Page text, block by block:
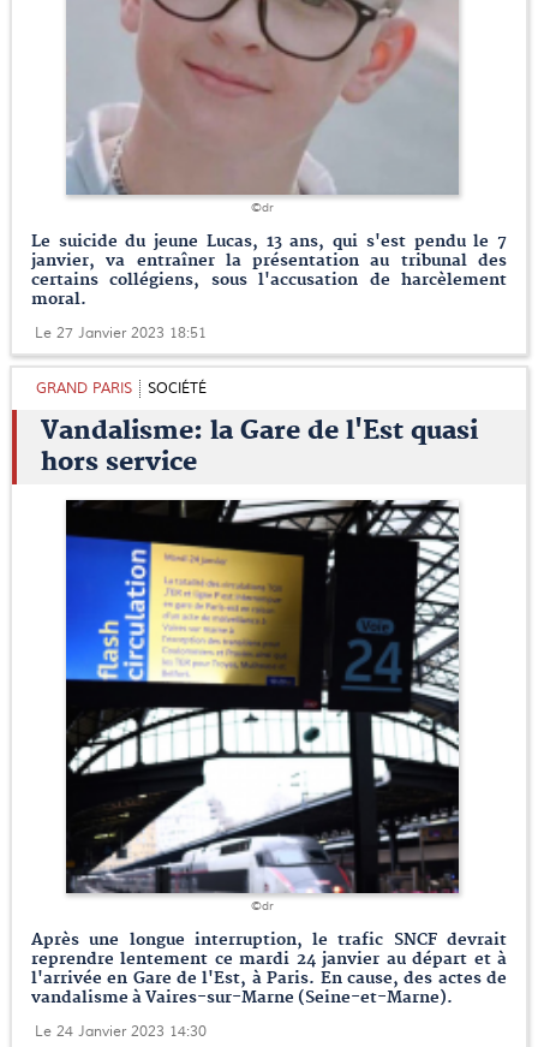
©dr
Le suicide du jeune Lucas, 13 ans, qui s'est pendu le 7
janvier, va entraîner la présentation au tribunal des
certains collégiens, sous l'accusation de harcèlement
moral.
Le 27 Janvier 2023 18:51
GRAND PARIS SOCIÉTÉ
Vandalisme: la Gare de l'Est quasi
hors service
©dr
Après une longue interruption, le trafic SNCF devrait
reprendre lentement ce mardi 24 janvier au départ et à
l'arrivée en Gare de l'Est, à Paris. En cause, des actes de
vandalisme à Vaires-sur-Marne (Seine-et-Marne).
Le 24 Janvier 2023 14:30